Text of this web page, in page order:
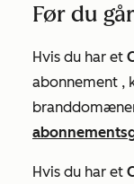
Før du
Hvis du har et
abonnement ,
Hvis du har et